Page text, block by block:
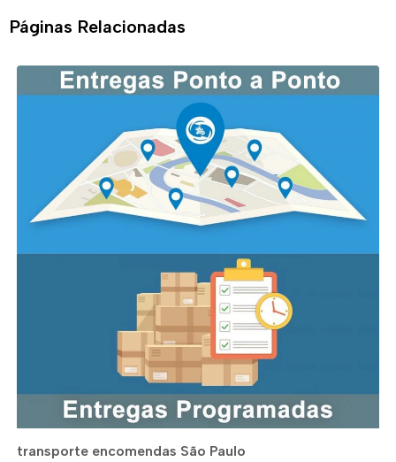
Páginas Relacionadas
transporte encomendas São Paulo